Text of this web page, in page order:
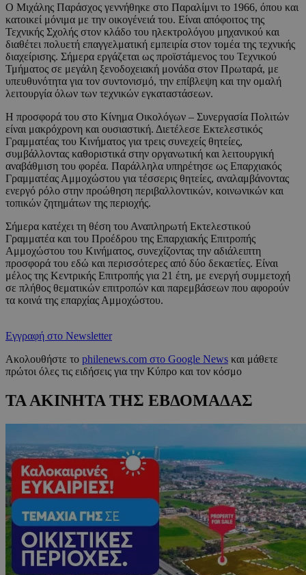
Ο Μιχάλης Παράσχος γεννήθηκε στο Παραλίμνι το 1966, όπου και
κατοικεί μόνιμα με την οικογένειά του. Είναι απόφοιτος της
Τεχνικής Σχολής στον κλάδο του ηλεκτρολόγου μηχανικού και
διαθέτει πολυετή επαγγελματική εμπειρία στον τομέα της τεχνικής
διαχείρισης. Σήμερα εργάζεται ως προϊστάμενος του Τεχνικού
Τμήματος σε μεγάλη ξενοδοχειακή μονάδα στον Πρωταρά, με
υπευθυνότητα για τον συντονισμό, την επίβλεψη και την ομαλή
λειτουργία όλων των τεχνικών εγκαταστάσεων.
Η προσφορά του στο Κίνημα Οικολόγων – Συνεργασία Πολιτών
είναι μακρόχρονη και ουσιαστική. Διετέλεσε Εκτελεστικός
Γραμματέας του Κινήματος για τρεις συνεχείς θητείες,
συμβάλλοντας καθοριστικά στην οργανωτική και λειτουργική
αναβάθμιση του φορέα. Παράλληλα υπηρέτησε ως Επαρχιακός
Γραμματέας Αμμοχώστου για τέσσερις θητείες, αναλαμβάνοντας
ενεργό ρόλο στην προώθηση περιβαλλοντικών, κοινωνικών και
τοπικών ζητημάτων της περιοχής.
Σήμερα κατέχει τη θέση του Αναπληρωτή Εκτελεστικού
Γραμματέα και του Προέδρου της Επαρχιακής Επιτροπής
Αμμοχώστου του Κινήματος, συνεχίζοντας την αδιάλειπτη
προσφορά του εδώ και περισσότερες από δύο δεκαετίες. Είναι
μέλος της Κεντρικής Επιτροπής για 21 έτη, με ενεργή συμμετοχή
σε πλήθος θεματικών επιτροπών και παρεμβάσεων που αφορούν
τα κοινά της επαρχίας Αμμοχώστου.
Εγγραφή στο Newsletter
Ακολουθήστε το philenews.com στο Google News και μάθετε
πρώτοι όλες τις ειδήσεις για την Κύπρο και τον κόσμο
ΤΑ ΑΚΙΝΗΤΑ ΤΗΣ ΕΒΔΟΜΑΔΑΣ